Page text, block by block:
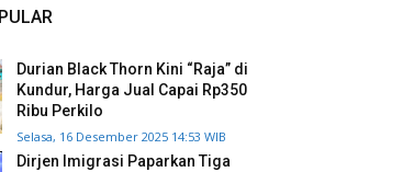
Durian Black Thorn Kini “Raja” di
Kundur, Harga Jual Capai Rp350
Ribu Perkilo
Selasa, 16 Desember 2025 14:53 WIB
Dirjen Imigrasi Paparkan Tiga